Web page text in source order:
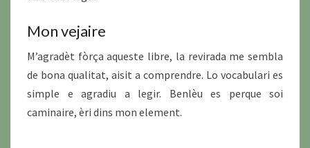
Mon vejaire
M’agradèt fòrça aqueste libre, la revirada me sembla
de bona qualitat, aisit a comprendre. Lo vocabulari es
simple e agradiu a legir. Benlèu es perque soi
caminaire, èri dins mon element.